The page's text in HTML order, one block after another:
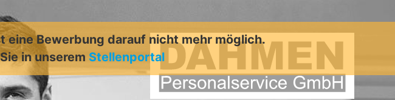
eine Bewerbung darauf nicht mehr möglich.
in unserem Stellenportal